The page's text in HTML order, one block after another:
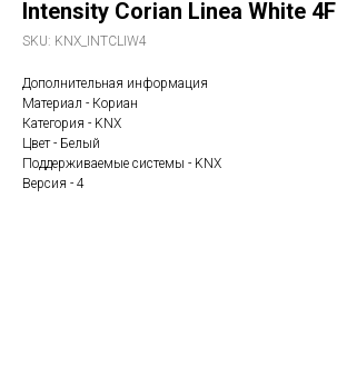
Intensity Corian Linea White 4F
SKU: KNX_INTCLIW4
Дополнительная информация
Материал - Кориан
Категория - KNX
Цвет - Белый
Поддерживаемые системы - KNX
Версия - 4